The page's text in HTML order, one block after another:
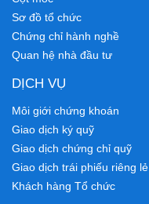
Sơ đồ tổ chức
Chứng chỉ hành nghề
Quan hệ nhà đầu tư
DỊCH VỤ
Môi giới chứng khoán
Giao dịch ký quỹ
Giao dịch chứng chỉ quỹ
Giao dịch trái phiếu riêng lẻ
Khách hàng Tổ chức